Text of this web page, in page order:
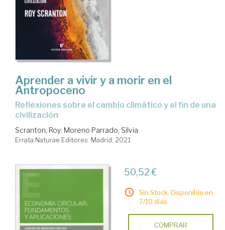
Aprender a vivir y a morir en el
Antropoceno
reflexiones sobre el cambio climático y el fin de una
civilización
Scranton, Roy; Moreno Parrado, Silvia
Errata Naturae Editores. Madrid, 2021
50,52 €
Sin Stock. Disponible en
7/10 días.
COMPRAR